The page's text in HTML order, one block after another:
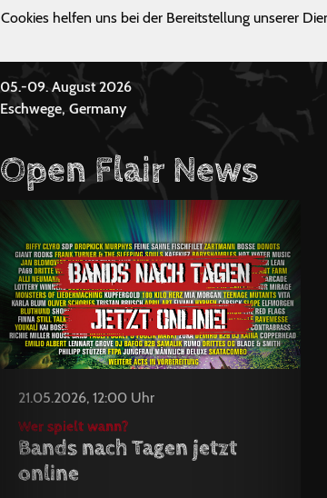
Cookies helfen uns bei der Bereitstellung unserer
05.-09. August 2026
Eschwege, Germany
Open Flair News
21.05.2026, 12:00 Uhr
Wer spielt wann?
Bands nach Tagen jetzt
online